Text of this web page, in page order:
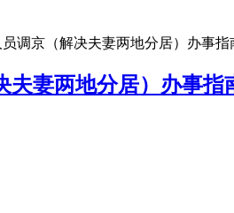
员调京（解决夫妻两地分居）办事指
夫妻两地分居）办事指